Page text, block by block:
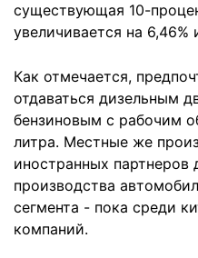
существующая 10-
увеличивается на 6,46%
Как отмечается,
отдаваться дизельным
бензиновым с рабочим
литра. Местные же
иностранных партнеров
производства
сегмента - пока среди
компаний.